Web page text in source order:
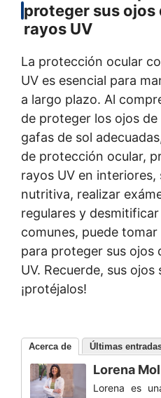
proteger sus ojos
rayos UV
La protección ocular
UV es esencial para
a largo plazo. Al
de proteger los ojos de
gafas de sol
de protección ocular,
rayos UV en interiores,
nutritiva, realizar
regulares y
comunes, puede
para proteger sus ojos
UV. Recuerde, sus
¡protéjalos!
Acerca de Últimas
Lorena
Lorena es